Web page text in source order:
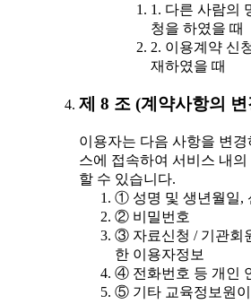
1. 다른 사람의
청을 하였을 때
2. 이용계약 신
재하였을 때
제 8 조 (계약사항의 변
이용자는 다음 사항을 변경
스에 접속하여 서비스 내
할 수 있습니다.
① 성명 및 생년월일,
② 비밀번호
③ 자료신청 / 기관회
한 이용자정보
④ 전화번호 등 개인
⑤ 기타 교육정보원